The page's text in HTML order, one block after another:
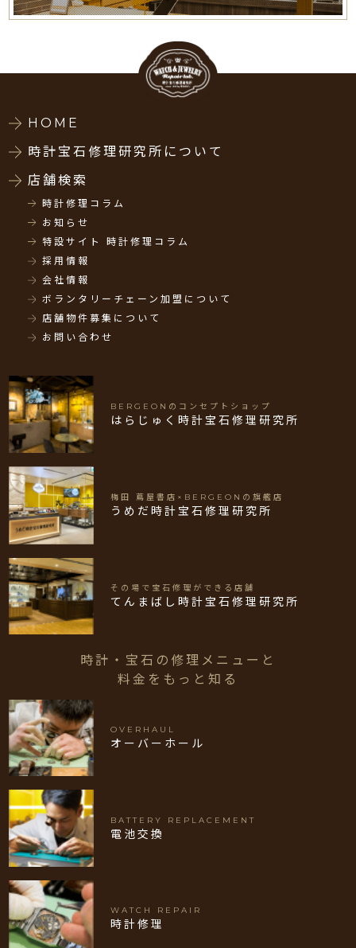
HOME
時計宝石修理研究所について
店舗検索
時計修理コラム
お知らせ
特設サイト 時計修理コラム
採用情報
会社情報
ボランタリーチェーン加盟について
店舗物件募集について
お問い合わせ
BERGEONのコンセプトショップ
はらじゅく時計宝石修理研究所
梅田 蔦屋書店×BERGEONの旗艦店
うめだ時計宝石修理研究所
その場で宝石修理ができる店舗
てんまばし時計宝石修理研究所
時計・宝石の修理メニューと
料金をもっと知る
OVERHAUL
オーバーホール
BATTERY REPLACEMENT
電池交換
WATCH REPAIR
時計修理